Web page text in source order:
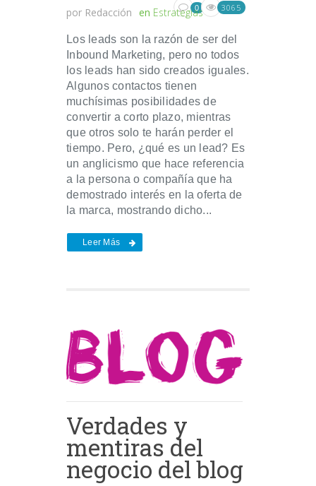
por Redacción en Estrategias
0 3065
Los leads son la razón de ser del
Inbound Marketing, pero no todos
los leads han sido creados iguales.
Algunos contactos tienen
muchísimas posibilidades de
convertir a corto plazo, mientras
que otros solo te harán perder el
tiempo. Pero, ¿qué es un lead? Es
un anglicismo que hace referencia
a la persona o compañía que ha
demostrado interés en la oferta de
la marca, mostrando dicho...
Leer Más
Verdades y
mentiras del
negocio del blog